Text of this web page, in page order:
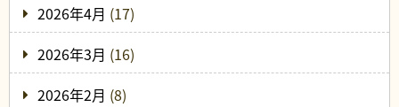
2026年4月 (17)
2026年3月 (16)
2026年2月 (8)